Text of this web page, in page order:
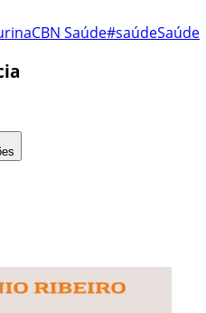
CBN Saúde#saúdeSaúde